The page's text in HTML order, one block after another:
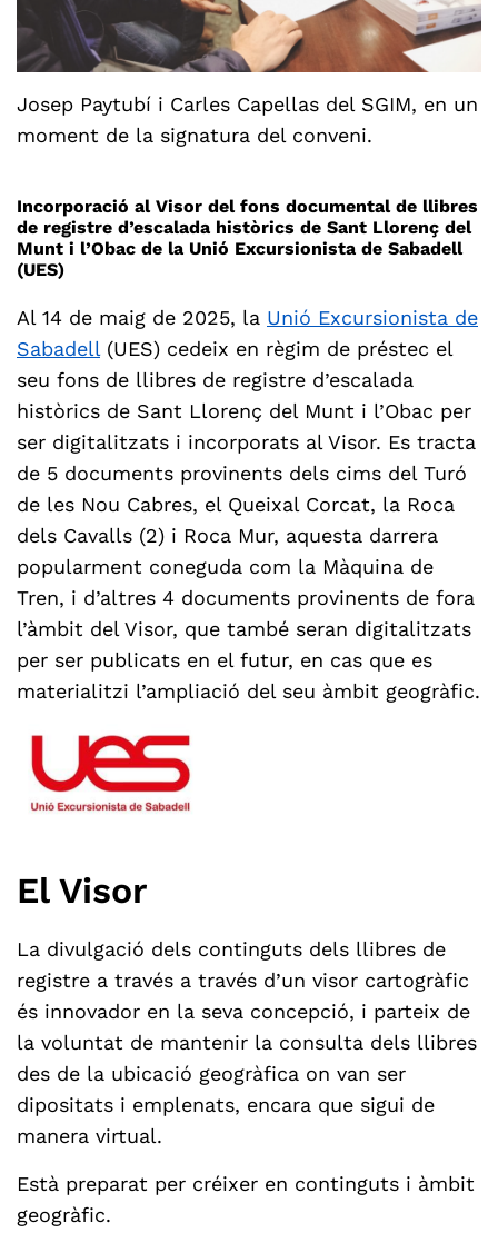
Josep Paytubí i Carles Capellas del SGIM, en un
moment de la signatura del conveni.
Incorporació al Visor del fons documental de llibres
de registre d’escalada històrics de Sant Llorenç del
Munt i l’Obac de la Unió Excursionista de Sabadell
(UES)
Al 14 de maig de 2025, la Unió Excursionista de
Sabadell(UES) cedeix en règim de préstec el
seu fons de llibres de registre d’escalada
històrics de Sant Llorenç del Munt i l’Obac per
ser digitalitzats i incorporats al Visor. Es tracta
de 5 documents provinents dels cims del Turó
de les Nou Cabres, el Queixal Corcat, la Roca
dels Cavalls (2) i Roca Mur, aquesta darrera
popularment coneguda com la Màquina de
Tren, i d’altres 4 documents provinents de fora
l’àmbit del Visor, que també seran digitalitzats
per ser publicats en el futur, en cas que es
materialitzi l’ampliació del seu àmbit geogràfic.
El Visor
La divulgació dels continguts dels llibres de
registre a través a través d’un visor cartogràfic
és innovador en la seva concepció, i parteix de
la voluntat de mantenir la consulta dels llibres
des de la ubicació geogràfica on van ser
dipositats i emplenats, encara que sigui de
manera virtual.
Està preparat per créixer en continguts i àmbit
geogràfic.